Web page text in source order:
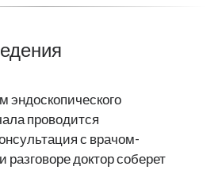
эндоскопического
проводится
с врачом-
доктор соберет